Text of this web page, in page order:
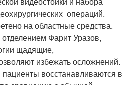
операций.
на областные средства.
отделением Фарит Уразов,
щадящие,
избежать осложнений.
восстанавливаются в